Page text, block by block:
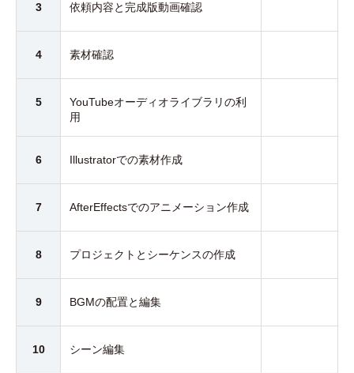
3 依頼内容と完成版動画確認
4 素材確認
5
YouTubeオーディオライブラリの利
用
6 Illustratorでの素材作成
7 AfterEffectsでのアニメーション作成
8 プロジェクトとシーケンスの作成
9 BGMの配置と編集
10 シーン編集